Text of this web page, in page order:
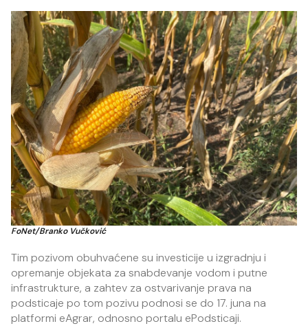
FoNet/Branko Vučković
Tim pozivom obuhvaćene su investicije u izgradnju i
opremanje objekata za snabdevanje vodom i putne
infrastrukture, a zahtev za ostvarivanje prava na
podsticaje po tom pozivu podnosi se do 17. juna na
platformi eAgrar, odnosno portalu ePodsticaji.